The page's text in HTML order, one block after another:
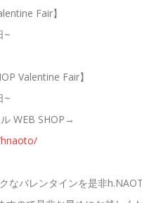
Fair】
~
Valentine Fair】
~
WEB SHOP→
なバレンタインを是非